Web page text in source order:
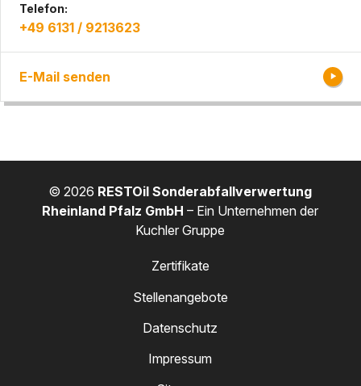
Telefon:
+49 6131 / 9213623
E-Mail senden
© 2026 RESTOil Sonderabfallverwertung
Rheinland Pfalz GmbH – Ein Unternehmen der
Kuchler Gruppe
Zertifikate
Stellenangebote
Datenschutz
Impressum